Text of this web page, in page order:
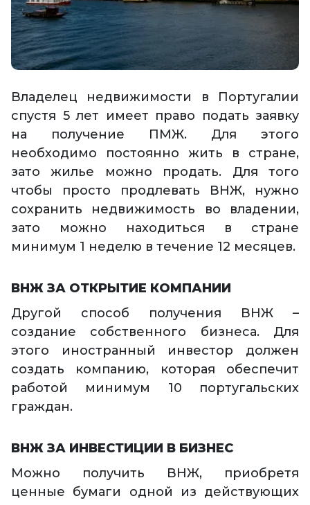
Владелец недвижимости в Португалии
спустя 5 лет имеет право подать заявку
на получение ПМЖ. Для этого
необходимо постоянно жить в стране,
зато жилье можно продать. Для того
чтобы просто продлевать ВНЖ, нужно
сохранить недвижимость во владении,
зато можно находиться в стране
минимум 1 неделю в течение 12 месяцев.
ВНЖ ЗА ОТКРЫТИЕ КОМПАНИИ
Другой способ получения ВНЖ –
создание собственного бизнеса. Для
этого иностранный инвестор должен
создать компанию, которая обеспечит
работой минимум 10 португальских
граждан.
ВНЖ ЗА ИНВЕСТИЦИИ В БИЗНЕС
Можно получить ВНЖ, приобретя
ценные бумаги одной из действующих